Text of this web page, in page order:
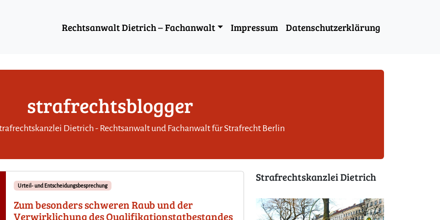
Rechtsanwalt Dietrich – Fachanwalt Impressum Datenschutzerklärung
strafrechtsblogger
Dietrich - Rechtsanwalt und Fachanwalt für Strafrecht Berlin
Urteil- und Entscheidungsbesprechung
Zum besonders schweren Raub und der
Verwirklichung des Qualifikationstatbestandes
Strafrechtskanzlei Dietrich